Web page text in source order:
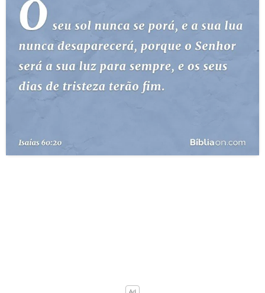
ESBOÇOS DE PREGAÇÃO
TEMAS
PERGUNTE À BÍBLIA
QUEM SOMOS